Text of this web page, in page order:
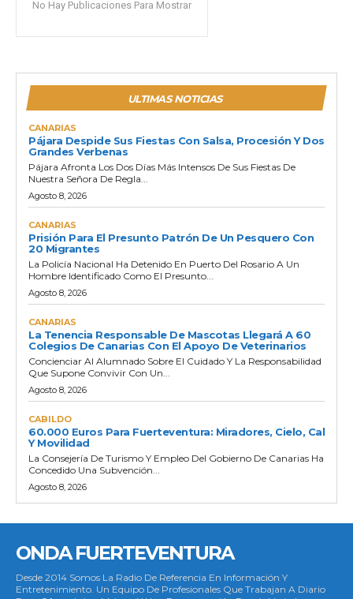
No Hay Publicaciones Para Mostrar
ULTIMAS NOTICIAS
CANARIAS
Pájara Despide Sus Fiestas Con Salsa, Procesión Y Dos
Grandes Verbenas
Pájara Afronta Los Dos Días Más Intensos De Sus Fiestas De
Nuestra Señora De Regla...
Agosto 8, 2026
CANARIAS
Prisión Para El Presunto Patrón De Un Pesquero Con
20 Migrantes
La Policía Nacional Ha Detenido En Puerto Del Rosario A Un
Hombre Identificado Como El Presunto...
Agosto 8, 2026
CANARIAS
La Tenencia Responsable De Mascotas Llegará A 60
Colegios De Canarias Con El Apoyo De Veterinarios
Concienciar Al Alumnado Sobre El Cuidado Y La Responsabilidad
Que Supone Convivir Con Un...
Agosto 8, 2026
CABILDO
60.000 Euros Para Fuerteventura: Miradores, Cielo, Cal
Y Movilidad
La Consejería De Turismo Y Empleo Del Gobierno De Canarias Ha
Concedido Una Subvención...
Agosto 8, 2026
ONDA FUERTEVENTURA
Desde 2014 Somos La Radio De Referencia En Información Y
Entretenimiento. Un Equipo De Profesionales Que Trabajan A Diario